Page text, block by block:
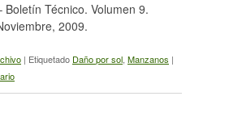
Boletín Técnico. Volumen 9.
2009.
| Etiquetado Daño por sol Manzanos |